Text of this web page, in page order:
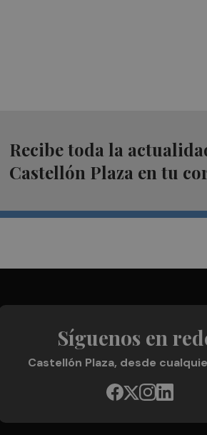
Recibe toda la
Castellón Plaza en tu
Síguenos en
Castellón Plaza, desde